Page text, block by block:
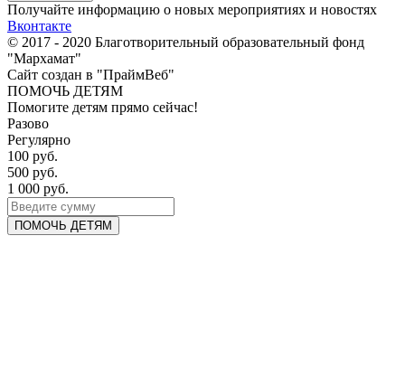
Получайте информацию о новых мероприятиях и новостях
Вконтакте
© 2017 - 2020 Благотворительный образовательный фонд
"Мархамат"
Сайт создан в "ПраймВеб"
ПОМОЧЬ ДЕТЯМ
Помогите детям прямо сейчас!
Разово
Регулярно
100 руб.
500 руб.
1 000 руб.